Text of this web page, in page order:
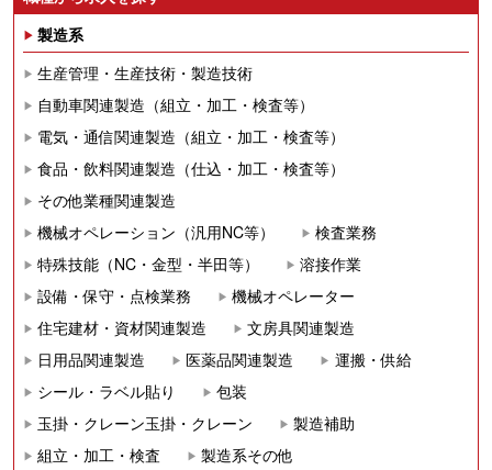
製造系
生産管理・生産技術・製造技術
自動車関連製造（組立・加工・検査等）
電気・通信関連製造（組立・加工・検査等）
食品・飲料関連製造（仕込・加工・検査等）
その他業種関連製造
機械オペレーション（汎用NC等）
検査業務
特殊技能（NC・金型・半田等）
溶接作業
設備・保守・点検業務
機械オペレーター
住宅建材・資材関連製造
文房具関連製造
日用品関連製造
医薬品関連製造
運搬・供給
シール・ラベル貼り
包装
玉掛・クレーン玉掛・クレーン
製造補助
組立・加工・検査
製造系その他